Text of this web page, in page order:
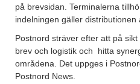
på brevsidan. Terminalerna
indelningen gäller distributionen
Postnord sträver efter att på
brev och logistik och hitta
områdena. Det uppges i
Postnord News.